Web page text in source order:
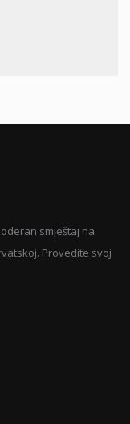
smještaj na
Provedite svoj